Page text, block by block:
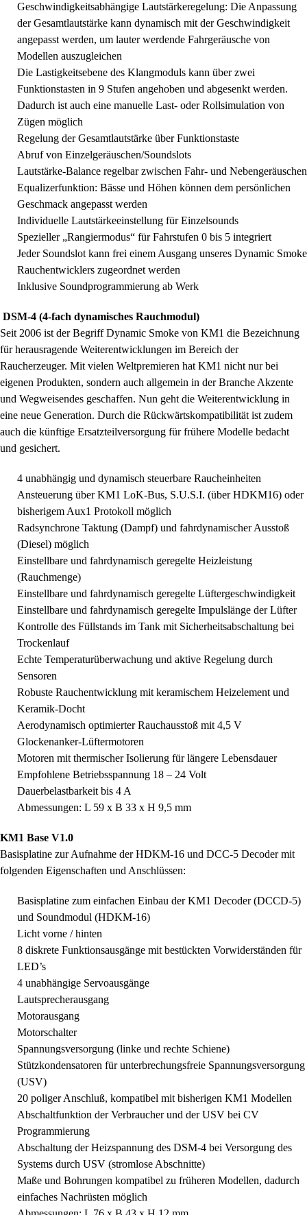
Geschwindigkeitsabhängige Lautstärkeregelung: Die Anpassung
der Gesamtlautstärke kann dynamisch mit der Geschwindigkeit
angepasst werden, um lauter werdende Fahrgeräusche von
Modellen auszugleichen
Die Lastigkeitsebene des Klangmoduls kann über zwei
Funktionstasten in 9 Stufen angehoben und abgesenkt werden.
Dadurch ist auch eine manuelle Last- oder Rollsimulation von
Zügen möglich
Regelung der Gesamtlautstärke über Funktionstaste
Abruf von Einzelgeräuschen/Soundslots
Lautstärke-Balance regelbar zwischen Fahr- und Nebengeräuschen
Equalizerfunktion: Bässe und Höhen können dem persönlichen
Geschmack angepasst werden
Individuelle Lautstärkeeinstellung für Einzelsounds
Spezieller „Rangiermodus“ für Fahrstufen 0 bis 5 integriert
Jeder Soundslot kann frei einem Ausgang unseres Dynamic Smoke
Rauchentwicklers zugeordnet werden
Inklusive Soundprogrammierung ab Werk
DSM-4 (4-fach dynamisches Rauchmodul)
Seit 2006 ist der Begriff Dynamic Smoke von KM1 die Bezeichnung
für herausragende Weiterentwicklungen im Bereich der
Raucherzeuger. Mit vielen Weltpremieren hat KM1 nicht nur bei
eigenen Produkten, sondern auch allgemein in der Branche Akzente
und Wegweisendes geschaffen. Nun geht die Weiterentwicklung in
eine neue Generation. Durch die Rückwärtskompatibilität ist zudem
auch die künftige Ersatzteilversorgung für frühere Modelle bedacht
und gesichert.
4 unabhängig und dynamisch steuerbare Raucheinheiten
Ansteuerung über KM1 LoK-Bus, S.U.S.I. (über HDKM16) oder
bisherigem Aux1 Protokoll möglich
Radsynchrone Taktung (Dampf) und fahrdynamischer Ausstoß
(Diesel) möglich
Einstellbare und fahrdynamisch geregelte Heizleistung
(Rauchmenge)
Einstellbare und fahrdynamisch geregelte Lüftergeschwindigkeit
Einstellbare und fahrdynamisch geregelte Impulslänge der Lüfter
Kontrolle des Füllstands im Tank mit Sicherheitsabschaltung bei
Trockenlauf
Echte Temperaturüberwachung und aktive Regelung durch
Sensoren
Robuste Rauchentwicklung mit keramischem Heizelement und
Keramik-Docht
Aerodynamisch optimierter Rauchausstoß mit 4,5 V
Glockenanker-Lüftermotoren
Motoren mit thermischer Isolierung für längere Lebensdauer
Empfohlene Betriebsspannung 18 – 24 Volt
Dauerbelastbarkeit bis 4 A
Abmessungen: L 59 x B 33 x H 9,5 mm
KM1 Base V1.0
Basisplatine zur Aufnahme der HDKM-16 und DCC-5 Decoder mit
folgenden Eigenschaften und Anschlüssen:
Basisplatine zum einfachen Einbau der KM1 Decoder (DCCD-5)
und Soundmodul (HDKM-16)
Licht vorne / hinten
8 diskrete Funktionsausgänge mit bestückten Vorwiderständen für
LED’s
4 unabhängige Servoausgänge
Lautsprecherausgang
Motorausgang
Motorschalter
Spannungsversorgung (linke und rechte Schiene)
Stützkondensatoren für unterbrechungsfreie Spannungsversorgung
(USV)
20 poliger Anschluß, kompatibel mit bisherigen KM1 Modellen
Abschaltfunktion der Verbraucher und der USV bei CV
Programmierung
Abschaltung der Heizspannung des DSM-4 bei Versorgung des
Systems durch USV (stromlose Abschnitte)
Maße und Bohrungen kompatibel zu früheren Modellen, dadurch
einfaches Nachrüsten möglich